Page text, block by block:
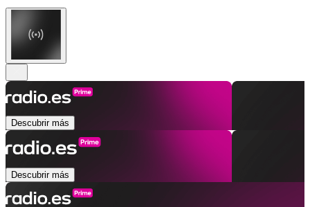
Descubrir más
Descubrir más